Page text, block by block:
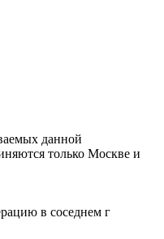
данной
только Москве и
в соседнем г